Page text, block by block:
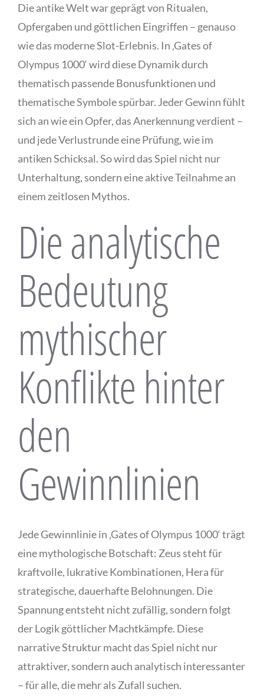
Die antike Welt war geprägt von Ritualen,
Opfergaben und göttlichen Eingriffen – genauso
wie das moderne Slot-Erlebnis. In ‚Gates of
Olympus 1000‘ wird diese Dynamik durch
thematisch passende Bonusfunktionen und
thematische Symbole spürbar. Jeder Gewinn fühlt
sich an wie ein Opfer, das Anerkennung verdient –
und jede Verlustrunde eine Prüfung, wie im
antiken Schicksal. So wird das Spiel nicht nur
Unterhaltung, sondern eine aktive Teilnahme an
einem zeitlosen Mythos.
Die analytische
Bedeutung
mythischer
Konflikte hinter
den
Gewinnlinien
Jede Gewinnlinie in ‚Gates of Olympus 1000‘ trägt
eine mythologische Botschaft: Zeus steht für
kraftvolle, lukrative Kombinationen, Hera für
strategische, dauerhafte Belohnungen. Die
Spannung entsteht nicht zufällig, sondern folgt
der Logik göttlicher Machtkämpfe. Diese
narrative Struktur macht das Spiel nicht nur
attraktiver, sondern auch analytisch interessanter
– für alle, die mehr als Zufall suchen.